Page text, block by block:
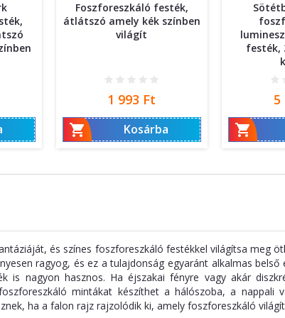
Foszforeszkáló festék,
átlátszó amely kék színben
világít
Ár
1 993 Ft

Kosárba
festék,
5

és színes foszforeszkáló festékkel világítsa meg
ragyog, és ez a tulajdonság egyaránt alkalmas
is nagyon hasznos. Ha éjszakai fényre vagy akár
mintákat készíthet a hálószoba, a nappali
ha a falon rajz rajzolódik ki, amely foszforeszkáló